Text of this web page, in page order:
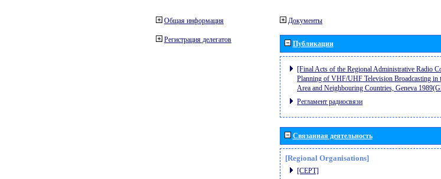
Общая информация
Регистрация делегатов
Документы
Публикации
[Final Acts of the Regional Administrative Radio
Planning of VHF/UHF Television Broadcasting in
Area and Neighbouring Countries, Geneva
Регламент радиосвязи
Связанная деятельность
[Regional Organisations]
[CEPT]